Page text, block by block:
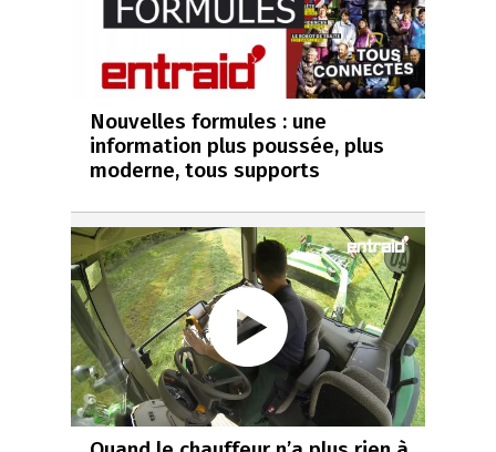
Nouvelles formules : une
information plus poussée, plus
moderne, tous supports